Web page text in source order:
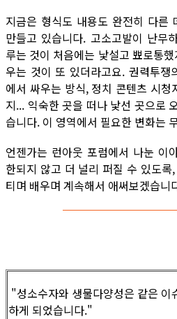
지금은 형식도 내용도 완전히 다른
만들고 있습니다. 고소고발이 난무
루는 것이 처음에는 낯설고 뾰로통
우는 것이 또 있더라고요. 권력투쟁
에서 싸우는 방식, 정치 콘텐츠 시청
지... 익숙한 곳을 떠나 낯선 곳으로
습니다. 이 영역에서 필요한 변화는
언젠가는 런아웃 포럼에서 나눈 이
한되지 않고 더 널리 퍼질 수 있도
티며 배우며 계속해서 애써보겠습니
"성소수자와 생물다양성은 같은 이
하게 되었습니다."